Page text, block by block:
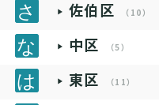
佐伯区 （10）
中区 （5）
東区 （11）